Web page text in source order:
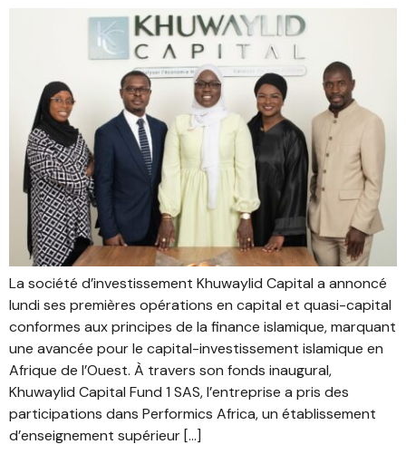
La société d’investissement Khuwaylid Capital a annoncé
lundi ses premières opérations en capital et quasi-capital
conformes aux principes de la finance islamique, marquant
une avancée pour le capital-investissement islamique en
Afrique de l’Ouest. À travers son fonds inaugural,
Khuwaylid Capital Fund 1 SAS, l’entreprise a pris des
participations dans Performics Africa, un établissement
d’enseignement supérieur […]